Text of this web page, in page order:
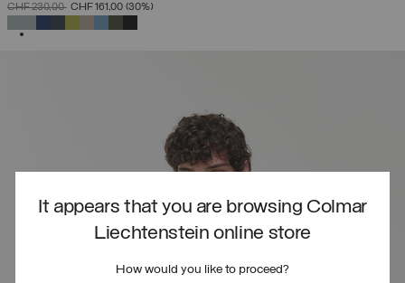
It appears that you are browsing Colmar
Liechtenstein online store
How would you like to proceed?
PREIS REDUZIERT VON
CHF 230,00AUF
CHF 161,00 (30%)